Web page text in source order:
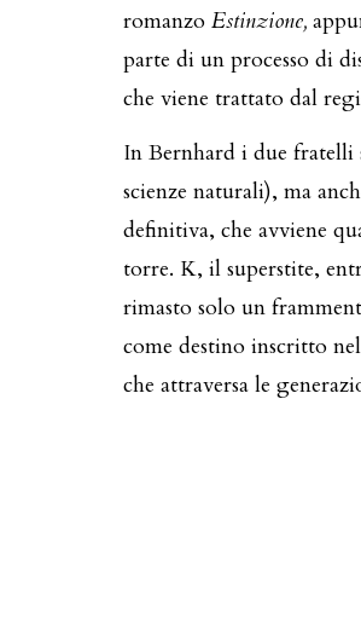
romanzo Estinzione,
parte di un processo di
che viene trattato dal
In Bernhard i due fratelli
scienze naturali), ma
definitiva, che avviene
torre. K, il superstite,
rimasto solo un
come destino inscritto
che attraversa le